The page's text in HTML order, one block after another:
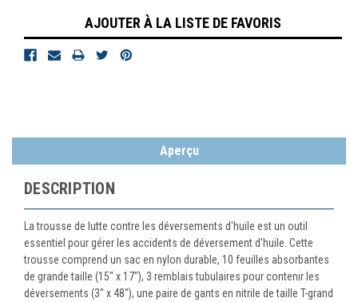
AJOUTER À LA LISTE DE FAVORIS
Aperçu
DESCRIPTION
La trousse de lutte contre les déversements d'huile est un outil
essentiel pour gérer les accidents de déversement d'huile. Cette
trousse comprend un sac en nylon durable, 10 feuilles absorbantes
de grande taille (15" x 17"), 3 remblais tubulaires pour contenir les
déversements (3" x 48"), une paire de gants en nitrile de taille T-grand